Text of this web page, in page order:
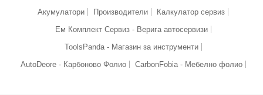
Акумулатори
Производители
Калкулатор сервиз
Ем Комплект Сервиз - Верига автосервизи
ToolsPanda - Магазин за инструменти
AutoDeore - Карбоново Фолио
CarbonFobia - Мебелно фолио